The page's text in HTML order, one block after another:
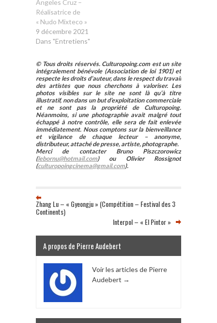
Angeles Cruz –
Réalisatrice de
« Nudo Mixteco »
9 décembre 2021
Dans "Entretiens"
© Tous droits réservés. Culturopoing.com est un site
intégralement bénévole (Association de loi 1901) et
respecte les droits d’auteur, dans le respect du travail
des artistes que nous cherchons à valoriser. Les
photos visibles sur le site ne sont là qu’à titre
illustratif, non dans un but d’exploitation commerciale
et ne sont pas la propriété de Culturopoing.
Néanmoins, si une photographie avait malgré tout
échappé à notre contrôle, elle sera de fait enlevée
immédiatement. Nous comptons sur la bienveillance
et vigilance de chaque lecteur – anonyme,
distributeur, attaché de presse, artiste, photographe.
Merci de contacter Bruno Piszczorowicz
(lebornu@hotmail.com) ou Olivier Rossignot
(culturopoingcinema@gmail.com).
Zhang Lu – « Gyeongju » (Compétition – Festival des 3
Continents)
Interpol – « El Pintor »
A propos de Pierre Audebert
Voir les articles de Pierre
Audebert →